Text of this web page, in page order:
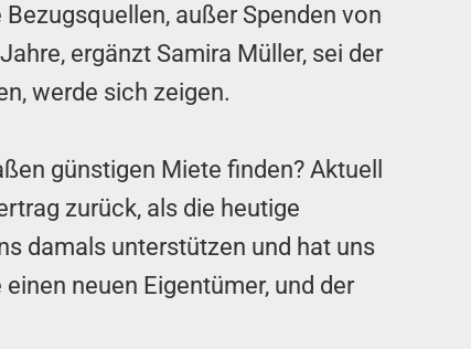
außer Spenden von
ergänzt Samira Müller, sei der
werde sich zeigen.
günstigen Miete finden? Aktuell
zurück, als die heutige
damals unterstützen und hat uns
neuen Eigentümer, und der